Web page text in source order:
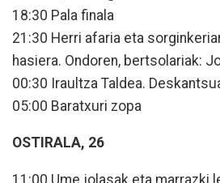
18:30 Pala finala
21:30 Herri afaria eta
hasiera. Ondoren, bertsolariak:
00:30 Iraultza Taldea.
05:00 Baratxuri zopa
OSTIRALA, 26